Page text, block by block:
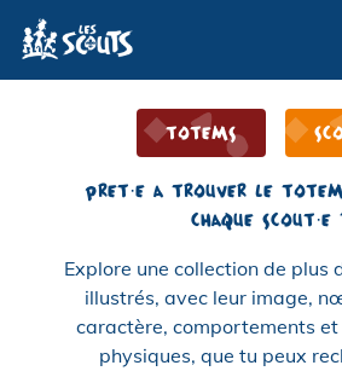
Totems
Pret·e a trouver le
chaque scout·e
Explore une collection de plus
illustrés, avec leur image,
caractère, comportements
physiques, que tu peux